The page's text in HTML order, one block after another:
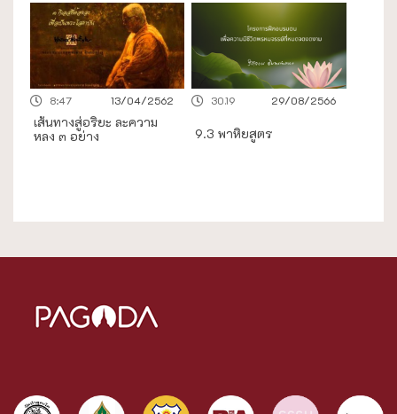
13/04/2562
8:47
เส้นทางสู่อริยะ ละความ
หลง ๓ อย่าง
29/08/2566
30.19
9.3 พาหิยสูตร